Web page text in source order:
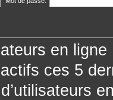
en
ces 5